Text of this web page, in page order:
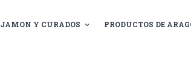
JAMON Y CURADOS PRODUCTOS DE